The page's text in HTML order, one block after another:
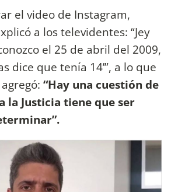
el video de Instagram,
a los televidentes: “Jey
el 25 de abril del 2009,
dice que tenía 14’”, a lo que
“Hay una cuestión de
la Justicia tiene que ser